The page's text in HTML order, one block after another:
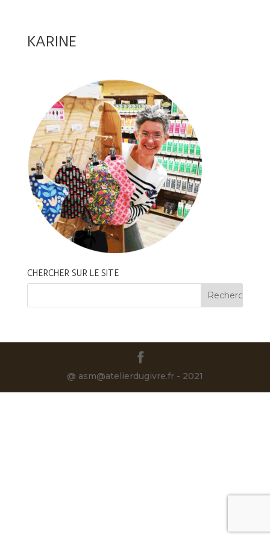
KARINE
CHERCHER SUR LE SITE
@ asm@atelierdugivre.fr - 2021